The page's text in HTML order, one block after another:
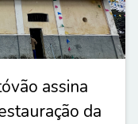
assina
da